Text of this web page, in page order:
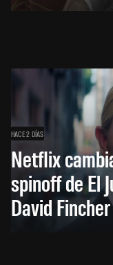
HACE 2 DÍAS
Netflix
spinoff de El
David Fincher